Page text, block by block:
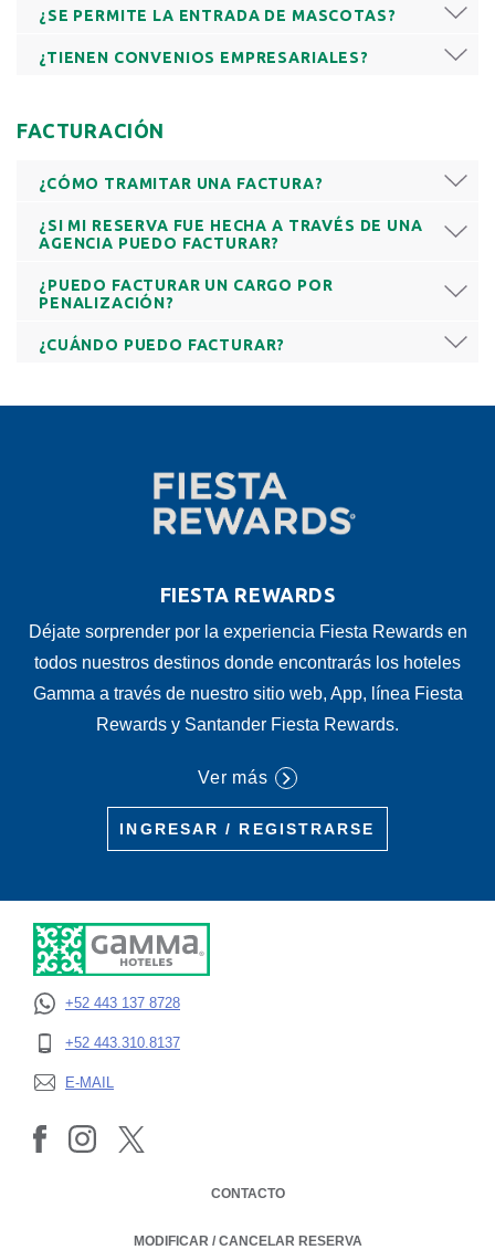
¿SE PERMITE LA ENTRADA DE MASCOTAS?
¿TIENEN CONVENIOS EMPRESARIALES?
FACTURACIÓN
¿CÓMO TRAMITAR UNA FACTURA?
¿SI MI RESERVA FUE HECHA A TRAVÉS DE UNA
AGENCIA PUEDO FACTURAR?
¿PUEDO FACTURAR UN CARGO POR
PENALIZACIÓN?
¿CUÁNDO PUEDO FACTURAR?
FIESTA REWARDS
Déjate sorprender por la experiencia Fiesta Rewards en
todos nuestros destinos donde encontrarás los hoteles
Gamma a través de nuestro sitio web, App, línea Fiesta
Rewards y Santander Fiesta Rewards.
Ver más
INGRESAR / REGISTRARSE
+52 443 137 8728
OPENS IN A NEW TAB.
+52 443.310.8137
OPENS IN A NEW TAB.
E-MAIL
OPENS IN A NEW TAB.
CONTACTO
MODIFICAR / CANCELAR RESERVA